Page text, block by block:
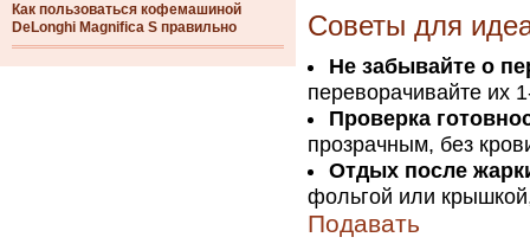
Как пользоваться кофемашиной
DeLonghi Magnifica S правильно
Советы для
Не забывайте о
переворачивайте их
Проверка
прозрачным, без
Отдых после
фольгой или
Подавать